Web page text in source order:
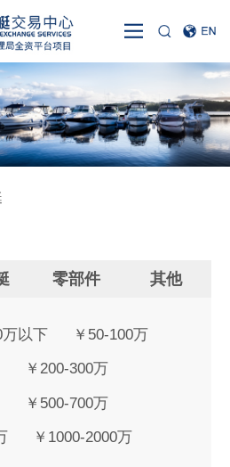
零部件 其他
万以下 ￥50-100万
￥200-300万
￥500-700万
￥1000-2000万